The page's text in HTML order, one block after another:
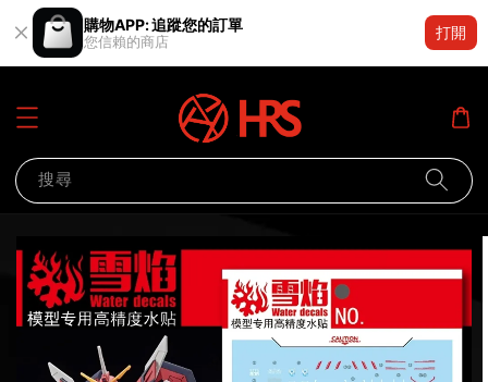
購物APP: 追蹤您的訂單
您信賴的商店
打開
搜尋